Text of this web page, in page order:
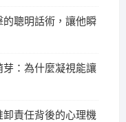
聰明話術，讓他瞬
：為什麼凝視能讓
責任背後的心理機